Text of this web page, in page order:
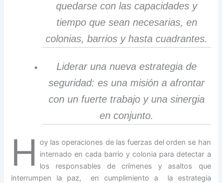
quedarse con las capacidades y
tiempo que sean necesarias, en
colonias, barrios y hasta cuadrantes.
Liderar una nueva estrategia de
seguridad: es una misión a afrontar
con un fuerte trabajo y una sinergia
en conjunto.
H oy las operaciones de las fuerzas del orden se han
internado en cada barrio y colonia para detectar a
los responsables de crímenes y asaltos que
interrumpen la paz, en cumplimiento a la estrategia